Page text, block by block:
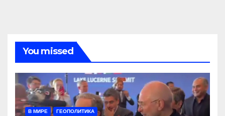
You missed
В МИРЕ ГЕОПОЛИТИКА